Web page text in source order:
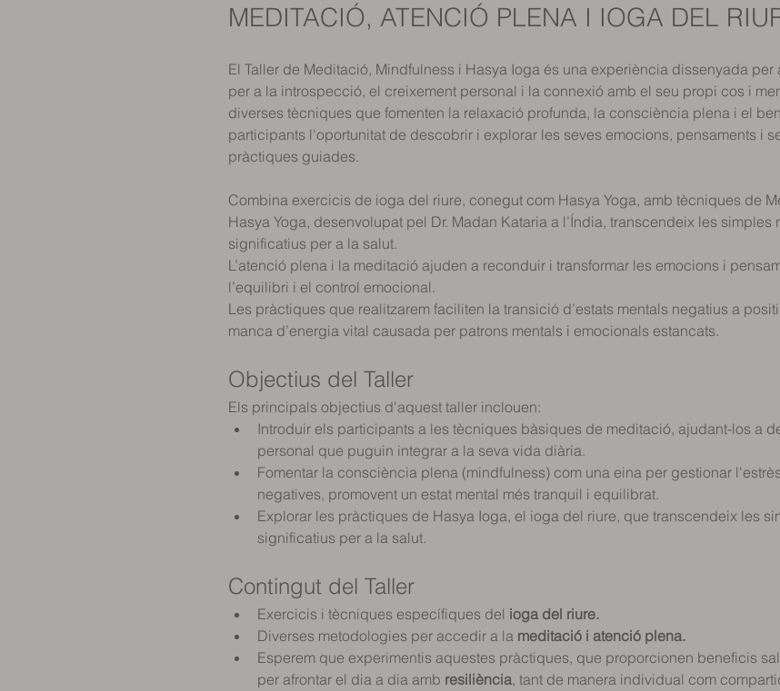
MEDITACIÓ, ATENCIÓ PLENA I IOGA DEL
El Taller de Meditació, Mindfulness i Hasya Ioga és una experiència dissenyada
per a la introspecció, el creixement personal i la connexió amb el seu propi cos i
diverses tècniques que fomenten la relaxació profunda, la consciència plena i el
participants l'oportunitat de descobrir i explorar les seves emocions, pensaments i
pràctiques guiades.
Combina exercicis de ioga del riure, conegut com Hasya Yoga, amb tècniques de
Hasya Yoga, desenvolupat pel Dr. Madan Kataria a l’Índia, transcendeix les simples
significatius per a la salut.
L’atenció plena i la meditació ajuden a reconduir i transformar les emocions i
l’equilibri i el control emocional.
Les pràctiques que realitzarem faciliten la transició d’estats mentals negatius a
manca d’energia vital causada per patrons mentals i emocionals estancats.
Objectius del Taller
Els principals objectius d'aquest taller inclouen:
Introduir els participants a les tècniques bàsiques de meditació, ajudant-los a
personal que puguin integrar a la seva vida diària.
Fomentar la consciència plena (mindfulness) com una eina per gestionar
negatives, promovent un estat mental més tranquil i equilibrat.
Explorar les pràctiques de Hasya Ioga, el ioga del riure, que transcendeix les
significatius per a la salut.
Contingut del Taller
Exercicis i tècniques específiques del ioga del riure.
Diverses metodologies per accedir a la meditació i atenció plena.
Esperem que experimentis aquestes pràctiques, que proporcionen beneficis
per afrontar el dia a dia amb resiliència, tant de manera individual com